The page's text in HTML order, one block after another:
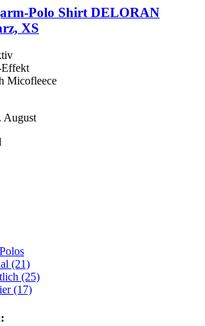
​Polo Shirt DELORAN
XS
Micofleece
August
(21)
(25)
(17)